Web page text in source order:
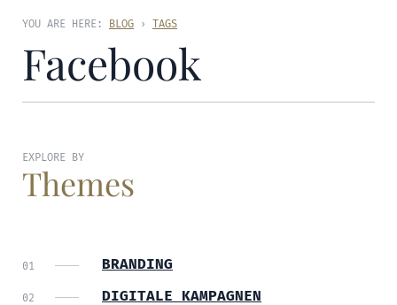
YOU ARE HERE: BLOG › TAGS
Facebook
EXPLORE BY
Themes
BRANDING
DIGITALE KAMPAGNEN